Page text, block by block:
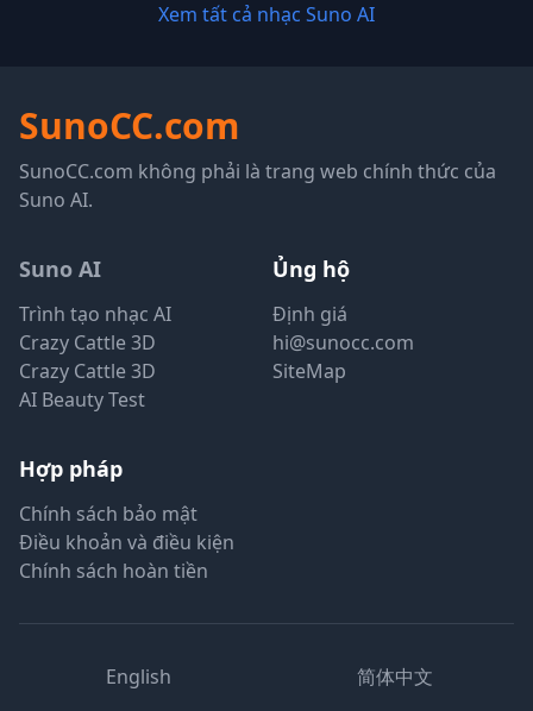
Xem tất cả nhạc Suno AI
SunoCC.com
SunoCC.com không phải là trang web chính thức của
Suno AI.
Suno AI
Trình tạo nhạc AI
Crazy Cattle 3D
Crazy Cattle 3D
AI Beauty Test
Ủng hộ
Định giá
hi@sunocc.com
SiteMap
Hợp pháp
Chính sách bảo mật
Điều khoản và điều kiện
Chính sách hoàn tiền
English 简体中文